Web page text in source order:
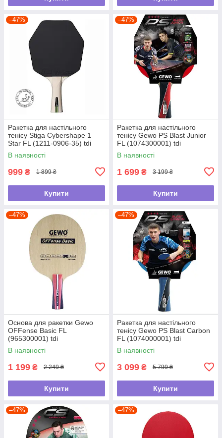
–47%
Ракетка для настільного
тенісу Stiga Cybershape 1
Star FL (1211-0906-35) tdi
В наявності
999 ₴ 1 899 ₴
Купити
–47%
Ракетка для настільного
тенісу Gewo PS Blast Junior
FL (1074300001) tdi
В наявності
1 699 ₴ 3 199 ₴
Купити
–47%
Основа для ракетки Gewo
OFFense Basic FL
(965300001) tdi
В наявності
1 199 ₴ 2 249 ₴
Купити
–47%
Ракетка для настільного
тенісу Gewo PS Blast Carbon
FL (1074000001) tdi
В наявності
3 099 ₴ 5 799 ₴
Купити
–47% –47%